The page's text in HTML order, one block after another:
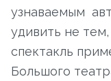
узнаваемым
удивить не тем,
спектакль
Большого